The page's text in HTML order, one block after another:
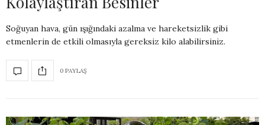
Soğuyan hava, gün ışığındaki azalma ve hareketsizlik gibi
etmenlerin de etkili olmasıyla gereksiz kilo alabilirsiniz.
0 PAYLAŞ